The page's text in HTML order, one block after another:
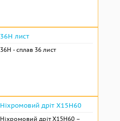
36Н лист
36Н - сплав 36 лист
Ніхромовий дріт Х15Н60
Ніхромовий дріт Х15Н60 –